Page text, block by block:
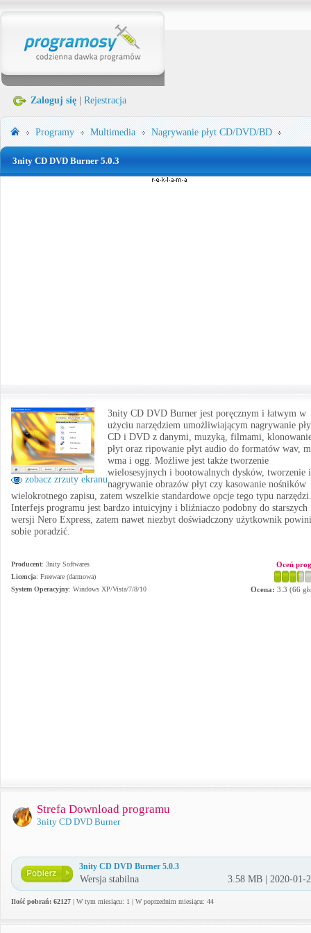
Zaloguj się Rejestracja
Programy Multimedia Nagrywanie płyt CD/DVD/BD
3nity CD DVD Burner 5.0.3
zobacz zrzuty ekranu
3nity CD DVD Burner jest poręcznym i łatwym w
użyciu narzędziem umożliwiającym nagrywanie
CD i DVD z danymi, muzyką, filmami,
płyt oraz ripowanie płyt audio do formatów wav,
wma i ogg. Możliwe jest także tworzenie
wielosesyjnych i bootowalnych dysków, tworzenie i
nagrywanie obrazów płyt czy kasowanie nośników
wielokrotnego zapisu, zatem wszelkie standardowe opcje tego typu narzędzi.
Interfejs programu jest bardzo intuicyjny i bliźniaczo podobny do starszych
wersji Nero Express, zatem nawet niezbyt doświadczony użytkownik
sobie poradzić.
Producent: 3nity Softwares
Licencja: Freeware (darmowa)
System Operacyjny: Windows XP/Vista/7/8/10
Oceń
Ocena: 3.3 (66
Strefa Download programu
3nity CD DVD Burner
3nity CD DVD Burner 5.0.3
Wersja stabilna 3.58 MB | 2020-01-
Ilość pobrań: 62127 | W tym miesiącu: 1 | W poprzednim miesiącu: 44